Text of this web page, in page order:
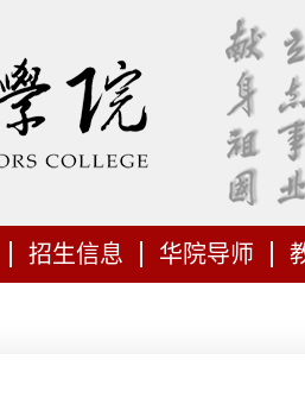
招生信息 华院导师